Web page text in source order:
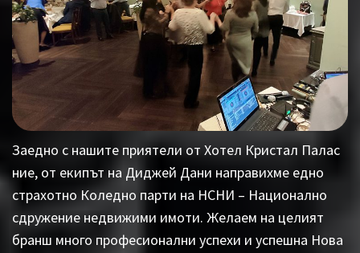
Заедно с нашите приятели от Хотел Кристал Палас
ние, от екипът на Диджей Дани направихме едно
страхотно Коледно парти на НСНИ – Национално
сдружение недвижими имоти. Желаем на целият
бранш много професионални успехи и успешна Нова